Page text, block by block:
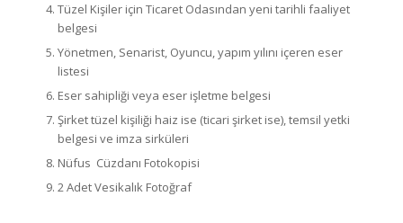
Tüzel Kişiler için Ticaret Odasından yeni tarihli faaliyet
belgesi
Yönetmen, Senarist, Oyuncu, yapım yılını içeren eser
listesi
Eser sahipliği veya eser işletme belgesi
Şirket tüzel kişiliği haiz ise (ticari şirket ise), temsil yetki
belgesi ve imza sirküleri
Nüfus Cüzdanı Fotokopisi
2 Adet Vesikalık Fotoğraf